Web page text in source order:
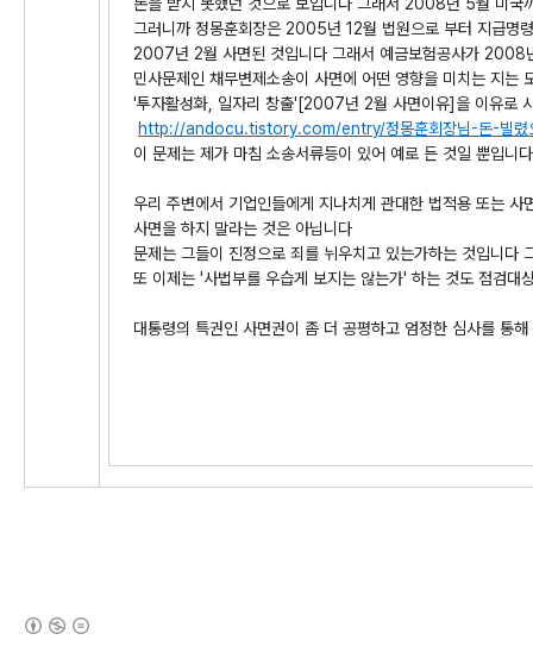
그러니까 정몽훈회장은 2005년 12월 법원으로 부터 지급명
2007년 2월 사면된 것입니다 그래서 예금보험공사가 2008
민사문제인 채무변제소송이 사면에 어떤 영향을 미치는 지는
'투자활성화, 일자리 창출'[2007년 2월 사면이유]을 이유로
http://andocu.tistory.com/entry/정몽훈회장님-돈-빌렸
이 문제는 제가 마침 소송서류등이 있어 예로 든 것일 뿐입니다
우리 주변에서 기업인들에게 지나치게 관대한 법적용 또는 사
사면을 하지 말라는 것은 아닙니다
문제는 그들이 진정으로 죄를 뉘우치고 있는가하는 것입니다
또 이제는 '사법부를 우습게 보지는 않는가' 하는 것도 점검대
대통령의 특권인 사면권이 좀 더 공평하고 엄정한 심사를 통